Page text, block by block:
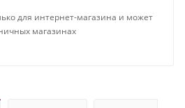
для интернет-магазина и может
магазинах